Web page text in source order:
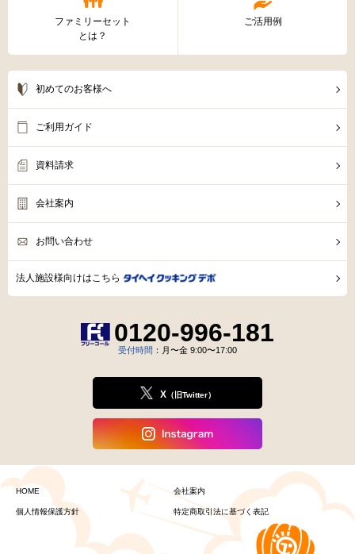
ファミリーセット
とは？
ご活用例
初めてのお客様へ
ご利用ガイド
資料請求
会社案内
お問い合わせ
法人施設様向けはこちら
0120-996-181
受付時間 ：月〜金 9:00〜17:00
X （旧Twitter）
HOME 会社案内
個人情報保護方針 特定商取引法に基づく表記